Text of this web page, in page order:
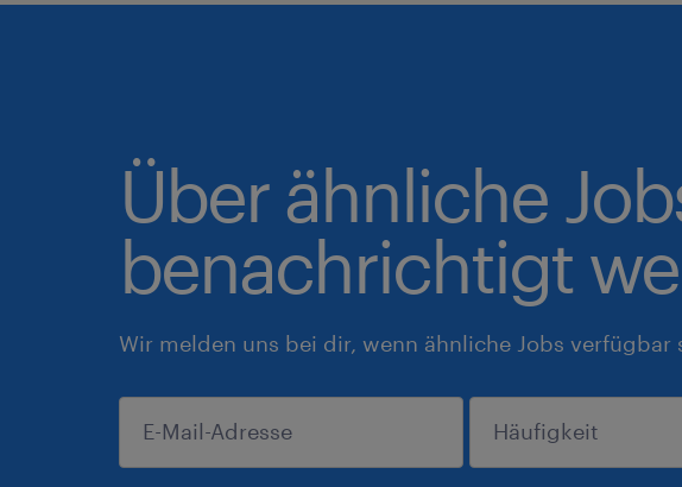
Über ähnliche
benachrichtigt
Wir melden uns bei dir, wenn ähnliche Jobs verfügbar
einreichen